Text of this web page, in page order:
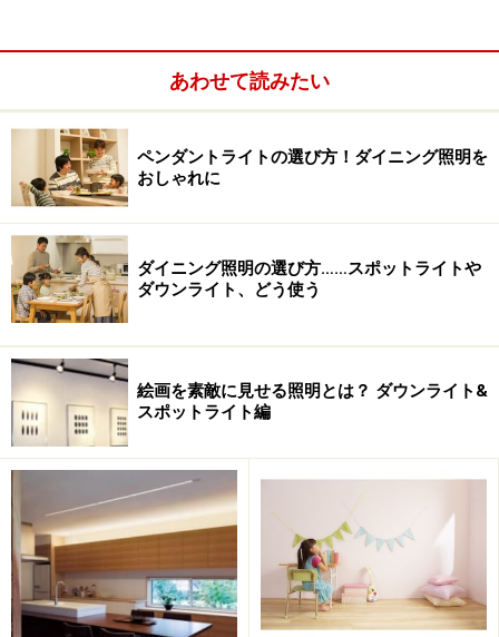
手掛けています。インテリアアイテムなども展示する地
で、四方の壁面はガラスとその外側をアルミのエキスパ
ンドメタルで覆われています。
展示の仕方にも工夫があり、1階は、外側の壁際に、照
明器具が展示されているため、中に入ると、照明に囲ま
れているように感じます。2階は、中央によせてクリス
タルやベネツィアンガラスなどきらびやかな照明器具が
天井に設置されています。
昼間は街並みに溶け込む外観が、夕方になると、中の様
子が透けて浮かび上がり、建物全体が照明のディスプレ
次のページでは、ローテーブル形のスタンドライトをご
紹介します。
あわせて読みたい
ペンダントライトの選び方！ダイニング照明を
おしゃれに
ダイニング照明の選び方……スポットライトや
ダウンライト、どう使う
絵画を素敵に見せる照明とは？ ダウンライト&
スポットライト編